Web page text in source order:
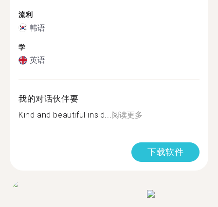
流利
韩语
学
英语
我的对话伙伴要
Kind and beautiful insid...阅读更多
下载软件